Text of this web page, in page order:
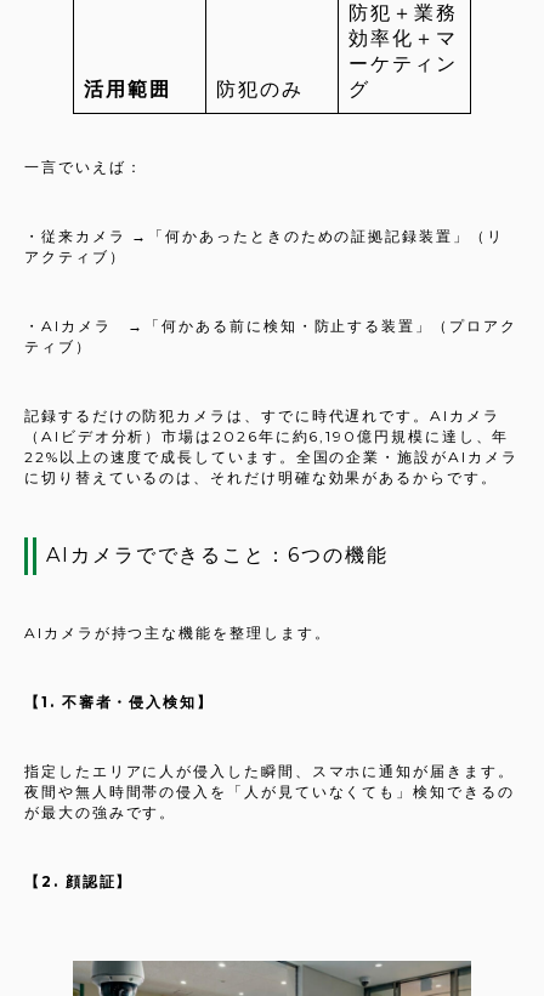
活用範囲 防犯のみ
防犯＋業務
効率化＋マ
ーケティン
グ
一言でいえば：
・従来カメラ →「何かあったときのための証拠記録装置」（リ
アクティブ）
・AIカメラ →「何かある前に検知・防止する装置」（プロアク
ティブ）
記録するだけの防犯カメラは、すでに時代遅れです。AIカメラ
（AIビデオ分析）市場は2026年に約6,190億円規模に達し、年
22%以上の速度で成長しています。全国の企業・施設がAIカメラ
に切り替えているのは、それだけ明確な効果があるからです。
AIカメラでできること：6つの機能
AIカメラが持つ主な機能を整理します。
【1. 不審者・侵入検知】
指定したエリアに人が侵入した瞬間、スマホに通知が届きます。
夜間や無人時間帯の侵入を「人が見ていなくても」検知できるの
が最大の強みです。
【2. 顔認証】